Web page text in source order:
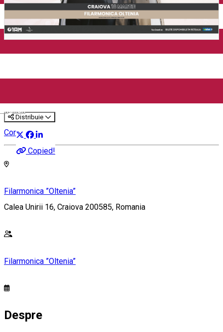
English
Închirieri auto
Închirieri biciclete
Taxi
Încărcare vehicule electrice
3 SUD EST "LIVE TOUR 2025"
SIMFONIC @CRAIOVA -
Distribuie
Copied!
Concert
Filarmonica ”Oltenia”
Calea Unirii 16, Craiova 200585, Romania
Filarmonica ”Oltenia”
Despre